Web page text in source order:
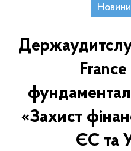
«Захист
ЄС та